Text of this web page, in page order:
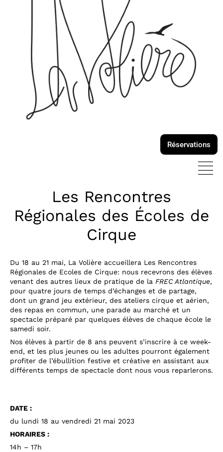
Réservations
Les Rencontres
Régionales des Écoles de
Cirque
Du 18 au 21 mai, La Volière accueillera Les Rencontres
Régionales de Ecoles de Cirque: nous recevrons des élèves
venant des autres lieux de pratique de la FREC Atlantique,
pour quatre jours de temps d’échanges et de partage,
dont un grand jeu extérieur, des ateliers cirque et aérien,
des repas en commun, une parade au marché et un
spectacle préparé par quelques élèves de chaque école le
samedi soir.
Nos élèves à partir de 8 ans peuvent s’inscrire à ce week-
end, et les plus jeunes ou les adultes pourront également
profiter de l’ébullition festive et créative en assistant aux
différents temps de spectacle dont nous vous reparlerons.
DATE :
du lundi 18 au vendredi 21 mai 2023
HORAIRES :
14h – 17h